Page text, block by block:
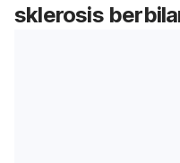
sklerosis